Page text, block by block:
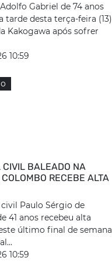
Gabriel de 74 anos
tarde desta terça-feira (13)
Kakogawa após sofrer
10:59
CIVIL BALEADO NA
RECEBE ALTA
Paulo Sérgio de
41 anos recebeu alta
último final de semana
10:59